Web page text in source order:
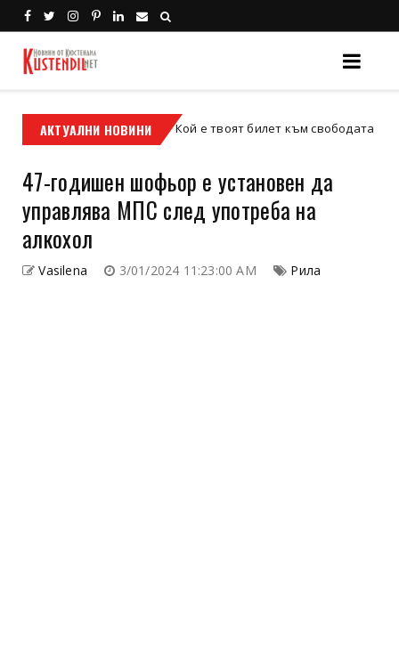
АКТУАЛНИ НОВИНИ
кросов мотор Кой е твоят билет към свободата –
47-годишен шофьор е установен да
управлява МПС след употреба на
алкохол
Vasilena 3/01/2024 11:23:00 AM Рила